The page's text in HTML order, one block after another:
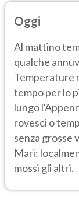
Oggi
Al mattino
qualche
Temperature
tempo per lo
lungo
rovesci o
senza grosse
Mari:
mossi gli altri.